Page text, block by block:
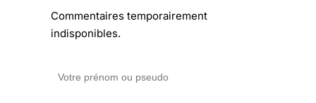
Commentaires temporairement
indisponibles.